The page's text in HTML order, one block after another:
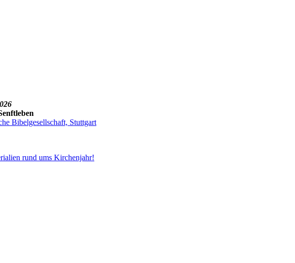
Bibelgesellschaft, Stuttgart
rund ums Kirchenjahr!